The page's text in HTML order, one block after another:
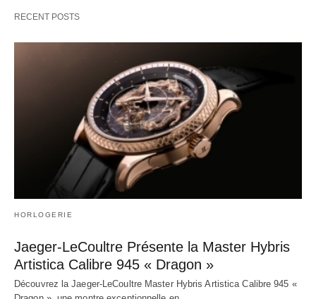
RECENT POSTS
HORLOGERIE
Jaeger-LeCoultre Présente la Master Hybris
Artistica Calibre 945 « Dragon »
Découvrez la Jaeger-LeCoultre Master Hybris Artistica Calibre 945 «